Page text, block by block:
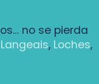
no se pierda
Langeais, Loches,